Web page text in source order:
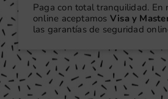
Paga con total tranquilidad. En
online aceptamos Visa y
las garantías de seguridad